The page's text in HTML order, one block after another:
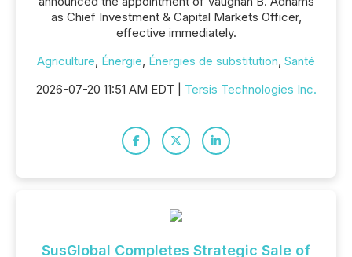
as Chief Investment & Capital Markets Officer,
effective immediately.
Agriculture, Énergie, Énergies de substitution, Santé
2026-07-20 11:51 AM EDT | Tersis Technologies Inc.
SusGlobal Completes Strategic Sale of